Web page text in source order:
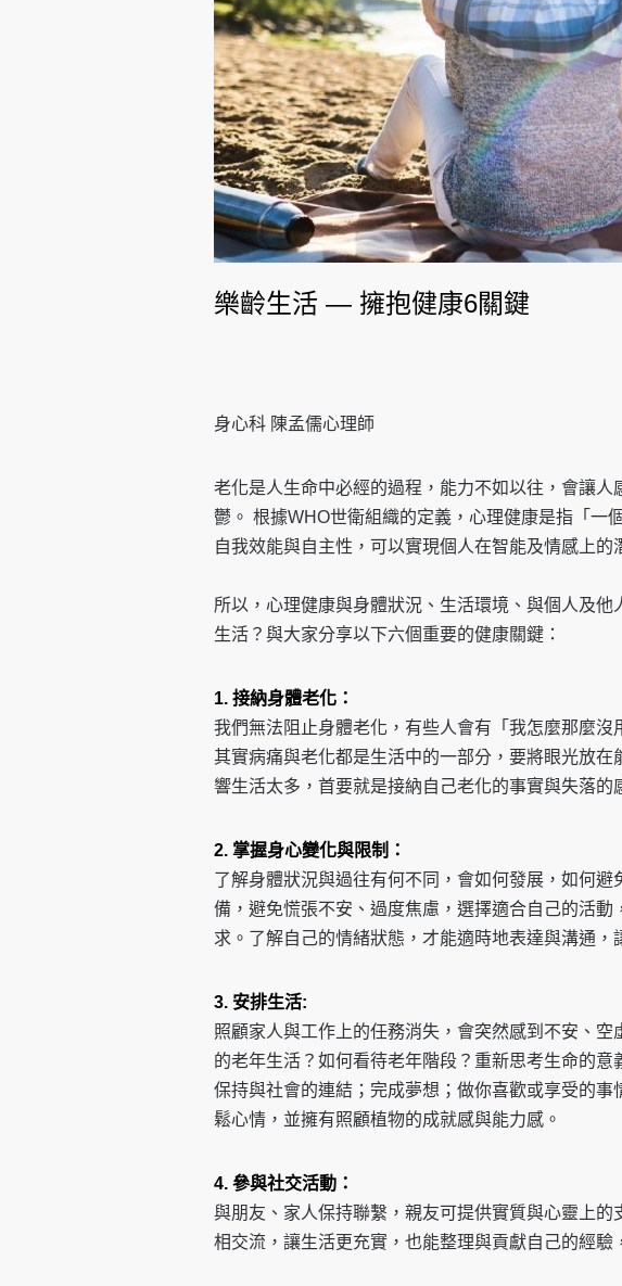
樂齡生活 — 擁抱健康6關鍵
身心科 陳孟儒心理師
老化是人生命中必經的過程，能力不如以往，會讓
鬱。 根據WHO世衛組織的定義，心理健康是指「一
自我效能與自主性，可以實現個人在智能及情感上的
所以，心理健康與身體狀況、生活環境、與個人及
生活？與大家分享以下六個重要的健康關鍵：
1. 接納身體老化：
我們無法阻止身體老化，有些人會有「我怎麼那麼
其實病痛與老化都是生活中的一部分，要將眼光放
響生活太多，首要就是接納自己老化的事實與失落的
2. 掌握身心變化與限制：
了解身體狀況與過往有何不同，會如何發展，如何
備，避免慌張不安、過度焦慮，選擇適合自己的活
求。了解自己的情緒狀態，才能適時地表達與溝通，
3. 安排生活:
照顧家人與工作上的任務消失，會突然感到不安、
的老年生活？如何看待老年階段？重新思考生命的意
保持與社會的連結；完成夢想；做你喜歡或享受的
鬆心情，並擁有照顧植物的成就感與能力感。
4. 參與社交活動：
與朋友、家人保持聯繫，親友可提供實質與心靈上
相交流，讓生活更充實，也能整理與貢獻自己的經驗